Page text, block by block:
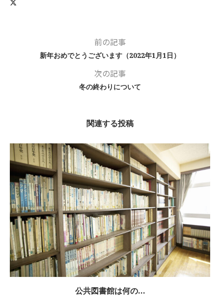
前の記事
新年おめでとうございます（2022年1月1日）
次の記事
冬の終わりについて
関連する投稿
公共図書館は何の...